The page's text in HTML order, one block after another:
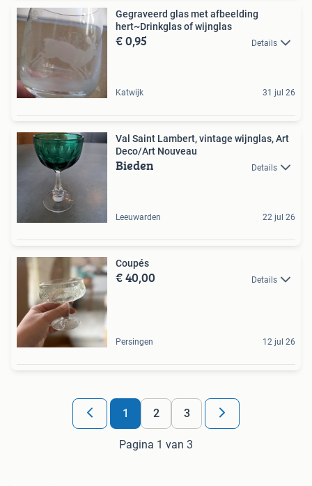
Gegraveerd glas met afbeelding
hert~Drinkglas of wijnglas
€ 0,95 Details
Katwijk 31 jul 26
Val Saint Lambert, vintage wijnglas, Art
Deco/Art Nouveau
Bieden Details
Leeuwarden 22 jul 26
Coupés
€ 40,00 Details
Persingen 12 jul 26
1 2 3
Pagina 1 van 3